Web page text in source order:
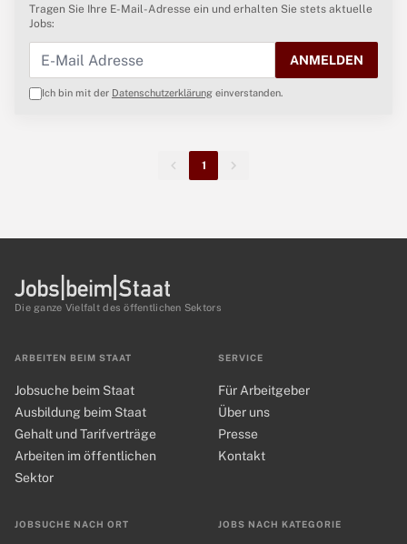
Tragen Sie Ihre E-Mail-Adresse ein und erhalten Sie stets aktuelle
Jobs:
ANMELDEN
Ich bin mit der Datenschutzerklärung einverstanden.
1
Die ganze Vielfalt des öffentlichen Sektors
ARBEITEN BEIM STAAT
Jobsuche beim Staat
Ausbildung beim Staat
Gehalt und Tarifverträge
Arbeiten im öffentlichen
Sektor
JOBSUCHE NACH ORT JOBS NACH KATEGORIE
SERVICE
Für Arbeitgeber
Über uns
Presse
Kontakt